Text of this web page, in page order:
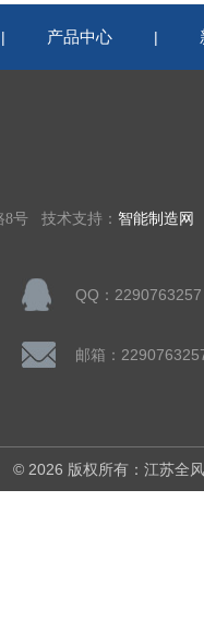
产品中心 |
8号 技术支持： 智能制造网
QQ：2290763257
邮箱：
© 2026 版权所有：江苏全